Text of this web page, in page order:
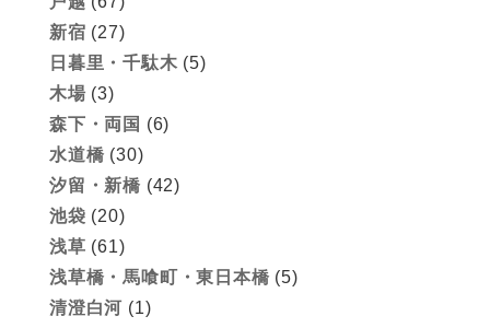
新宿 (27)
日暮里・千駄木 (5)
木場 (3)
森下・両国 (6)
水道橋 (30)
汐留・新橋 (42)
池袋 (20)
浅草 (61)
浅草橋・馬喰町・東日本橋 (5)
清澄白河 (1)